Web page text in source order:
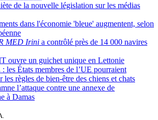
de la nouvelle législation sur les médias
dans l'économie 'bleue' augmentent, selon
MED Irini a contrôlé près de 14 000 navires
ouvre un guichet unique en Lettonie
: les États membres de l’UE pourraient
les règles de bien-être des chiens et chats
l’attaque contre une annexe de
à Damas